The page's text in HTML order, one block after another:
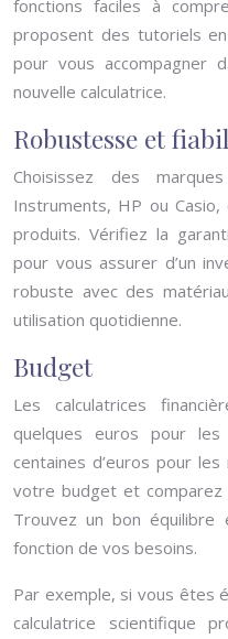
fonctions faciles à
proposent des tutoriels
pour vous accompagner
nouvelle calculatrice.
Robustesse et
Choisissez des
Instruments, HP ou
produits. Vérifiez la
pour vous assurer d’un
robuste avec des
utilisation quotidienne.
Budget
Les calculatrices
quelques euros pour
centaines d’euros pour
votre budget et
Trouvez un bon
fonction de vos besoins.
Par exemple, si vous êtes
calculatrice scientifique